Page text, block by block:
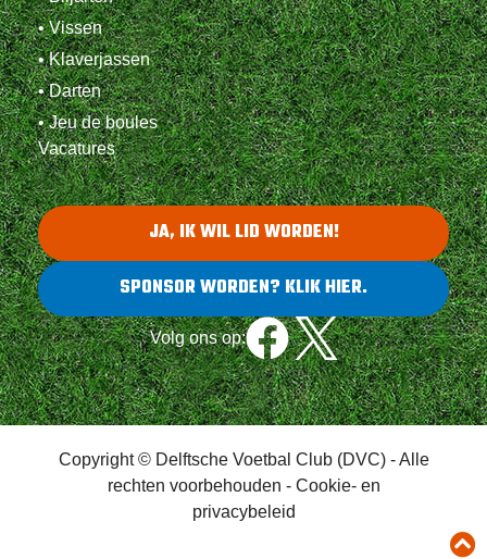
• Vissen
• Klaverjassen
• Darten
• Jeu de boules
Vacatures
JA, IK WIL LID WORDEN!
SPONSOR WORDEN? KLIK HIER.
Volg ons op:
Copyright © Delftsche Voetbal Club (DVC) - Alle
rechten voorbehouden - Cookie- en
privacybeleid